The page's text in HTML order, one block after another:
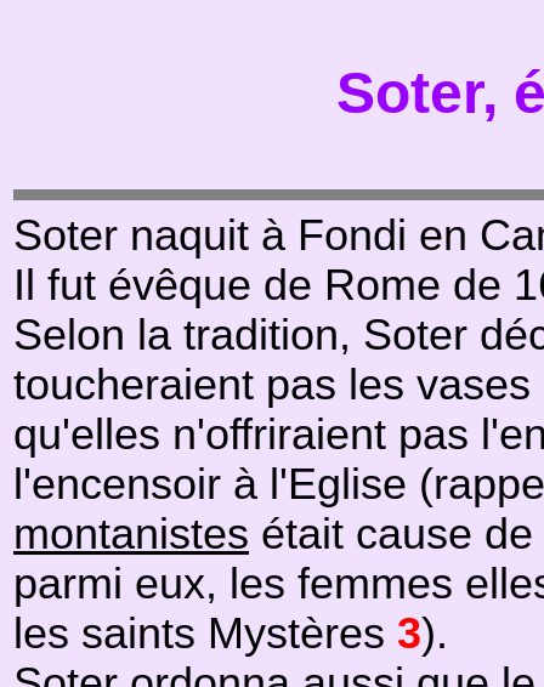
Soter,
Soter naquit à Fondi en
Il fut évêque de Rome de
Selon la tradition, Soter
toucheraient pas les
qu'elles n'offriraient pas
l'encensoir à l'Eglise
montanistes était cause
parmi eux, les femmes
les saints Mystères 3).